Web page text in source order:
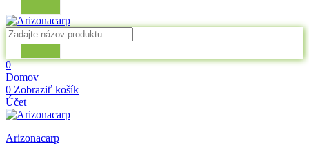
0
Domov
0 Zobraziť košík
Účet
Arizonacarp